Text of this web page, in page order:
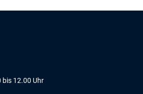
bis 12.00 Uhr